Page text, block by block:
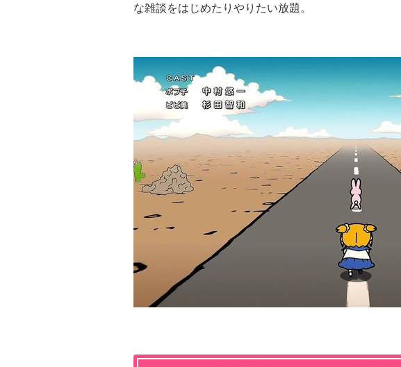
な雑談をはじめたりやりたい放題。